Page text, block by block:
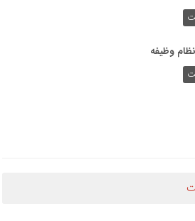
وظیفه